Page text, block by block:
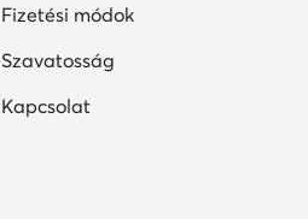
Fizetési módok
Szavatosság
Kapcsolat